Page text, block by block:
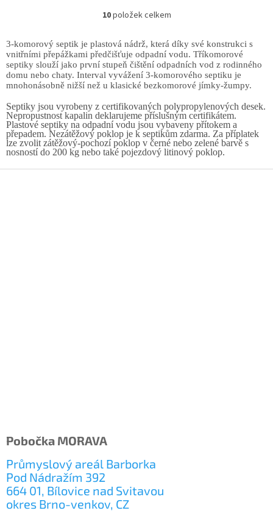
10položek celkem
3-komorový septik je plastová nádrž, která díky své konstrukci s
vnitřními přepážkami předčišťuje odpadní vodu. Tříkomorové
septiky slouží jako první stupeň čištění odpadních vod z rodinného
domu nebo chaty. Interval vyvážení 3-komorového septiku je
mnohonásobně nižší než u klasické bezkomorové jímky-žumpy.
Septiky jsou vyrobeny z certifikovaných polypropylenových desek.
Nepropustnost kapalin deklarujeme příslušným certifikátem.
Plastové septiky na odpadní vodu jsou vybaveny přítokem a
přepadem. Nezátěžový poklop je k septikům zdarma. Za příplatek
lze zvolit zátěžový-pochozí poklop v černé nebo zelené barvě s
nosností do 200 kg nebo také pojezdový litinový poklop.
Pobočka MORAVA
Průmyslový areál Barborka
Pod Nádražím 392
664 01, Bílovice nad Svitavou
okres Brno-venkov, CZ